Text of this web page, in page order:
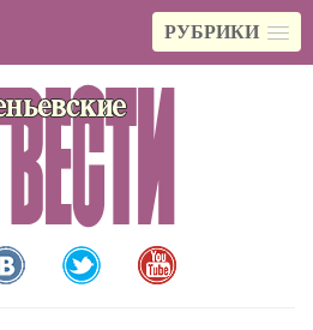
РУБРИКИ